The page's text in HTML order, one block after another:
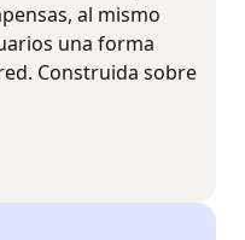
al mismo
una forma
Construida sobre